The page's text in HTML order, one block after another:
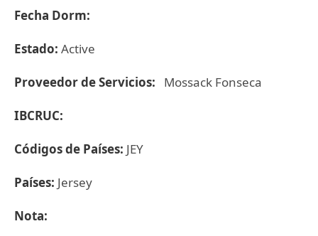
Fecha Dorm:
Estado: Active
Proveedor de Servicios: Mossack Fonseca
IBCRUC:
Códigos de Países: JEY
Países: Jersey
Nota: